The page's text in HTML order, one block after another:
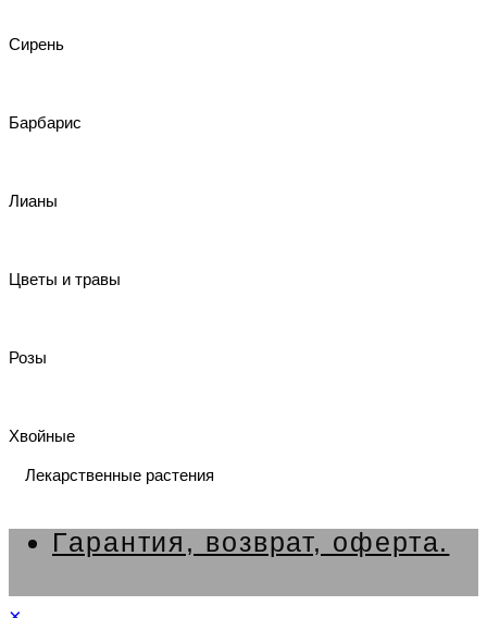
Сирень
Барбарис
Лианы
Цветы и травы
Розы
Хвойные
Лекарственные растения
Гарантия, возврат, оферта.